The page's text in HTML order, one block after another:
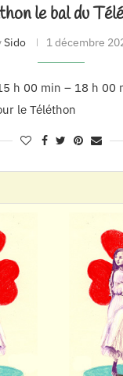
le bal du
Sido 1 décembre
h 00 min – 18 h 00
le Téléthon